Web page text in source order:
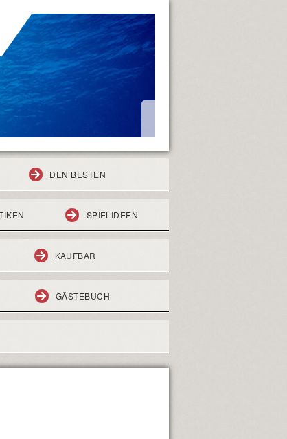
DEN BESTEN
SPIELIDEEN
KAUFBAR
GÄSTEBUCH